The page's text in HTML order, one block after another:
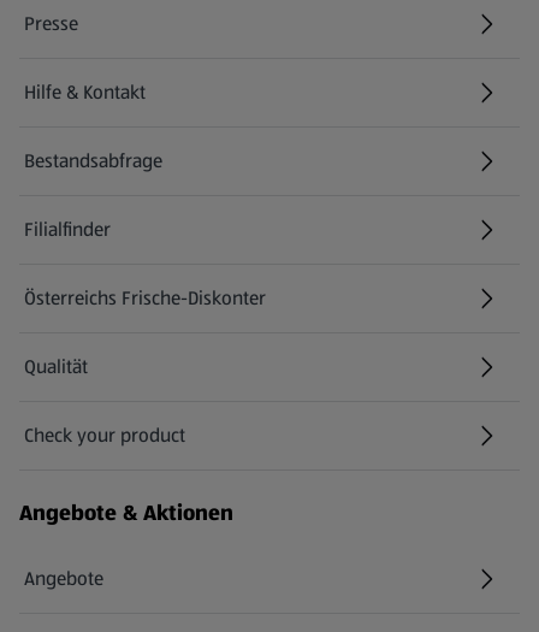
Presse
Hilfe & Kontakt
(öffnet in einem neuen Tab)
Bestandsabfrage
(öffnet in einem neuen Tab)
Filialfinder
Österreichs Frische-Diskonter
Qualität
Check your product
(öffnet in einem neuen Tab)
Angebote & Aktionen
Angebote